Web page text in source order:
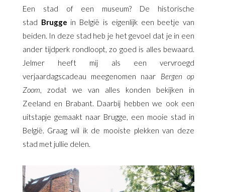
Een stad of een museum? De historische
stad Brugge in België is eigenlijk een beetje van
beiden. In deze stad heb je het gevoel dat je in een
ander tijdperk rondloopt, zo goed is alles bewaard.
Jelmer heeft mij als een vervroegd
verjaardagscadeau meegenomen naar Bergen op
Zoom, zodat we van alles konden bekijken in
Zeeland en Brabant. Daarbij hebben we ook een
uitstapje gemaakt naar Brugge, een mooie stad in
België. Graag wil ik de mooiste plekken van deze
stad met jullie delen.